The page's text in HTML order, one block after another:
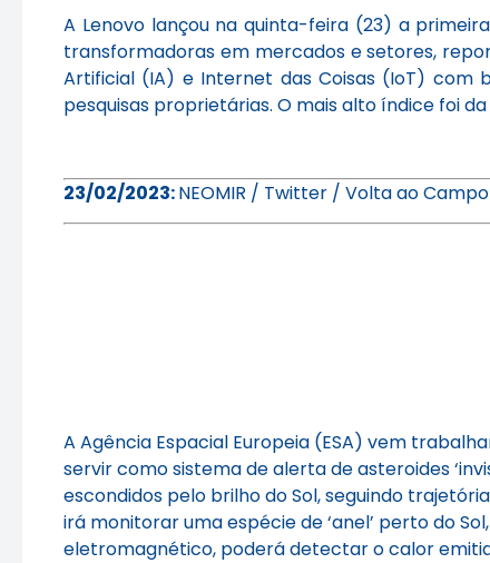
A Lenovo lançou na quinta-feira (23) a
transformadoras em mercados e setores,
Artificial (IA) e Internet das Coisas (IoT) com
pesquisas proprietárias. O mais alto índice foi
23/02/2023:NEOMIR / Twitter / Volta ao
A Agência Espacial Europeia (ESA) vem
servir como sistema de alerta de asteroides
escondidos pelo brilho do Sol, seguindo
irá monitorar uma espécie de ‘anel’ perto do
eletromagnético, poderá detectar o calor